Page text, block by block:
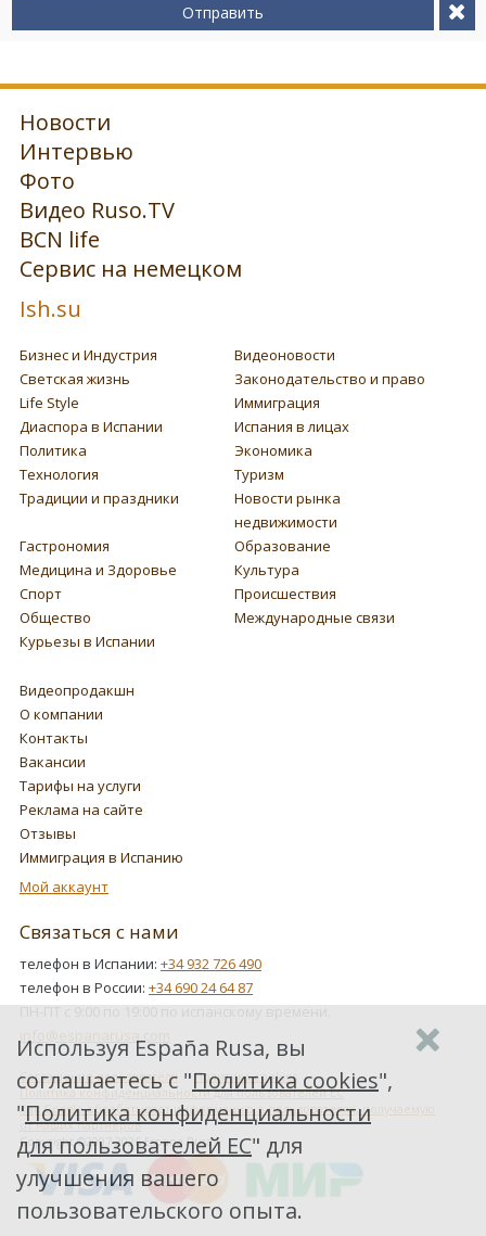
Отправить
Новости
Интервью
Фото
Видео Ruso.TV
BCN life
Сервис на немецком
Ish.su
Бизнес и Индустрия
Видеоновости
Светская жизнь
Законодательство и право
Life Style
Иммиграция
Диаспора в Испании
Испания в лицах
Политика
Экономика
Технология
Туризм
Традиции и праздники
Новости рынка
недвижимости
Гастрономия
Образование
Медицина и Здоровье
Культура
Спорт
Происшествия
Общество
Международные связи
Курьезы в Испании
Видеопродакшн
О компании
Контакты
Вакансии
Тарифы на услуги
Реклама на сайте
Отзывы
Иммиграция в Испанию
Мой аккаунт
Связаться с нами
телефон в Испании: +34 932 726 490
телефон в России: +34 690 24 64 87
info@espanarusa.com
Соглашение пользователя
Политика cookies
Политика конфиденциальности для пользователей ЕС
Как Google обрабатывает информацию о пользователях, получаемую
от наших партнеров
Copyright ©2007-2026 Espana Rusa
Используя España Rusa, вы
соглашаетесь с "Политика cookies",
"Политика конфиденциальности
для пользователей ЕС" для
улучшения вашего
пользовательского опыта.